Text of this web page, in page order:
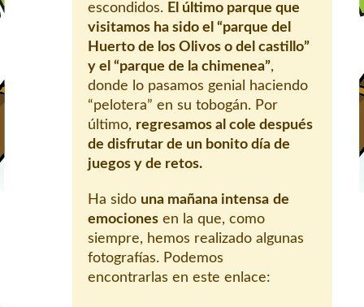
escondidos. El último parque que
visitamos ha sido el “parque del
Huerto de los Olivos o del castillo”
y el “parque de la chimenea”,
donde lo pasamos genial haciendo
“pelotera” en su tobogán. Por
último, regresamos al cole después
de disfrutar de un bonito día de
juegos y de retos.
Ha sido una mañana intensa de
emociones en la que, como
siempre, hemos realizado algunas
fotografías. Podemos
encontrarlas en este enlace: